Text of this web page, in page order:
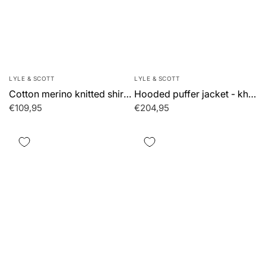
LYLE & SCOTT
Cotton merino knitted shirt - cove
€109,95
LYLE & SCOTT
Hooded puffer jacket - khaki ash
€204,95